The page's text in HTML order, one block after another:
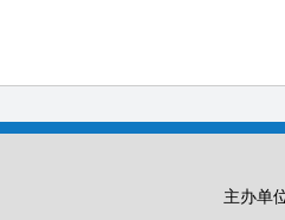
主办单